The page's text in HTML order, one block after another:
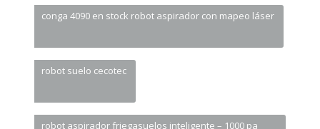
conga 4090 en stock robot aspirador con mapeo láser
robot suelo cecotec
robot aspirador friegasuelos inteligente – 1000 pa